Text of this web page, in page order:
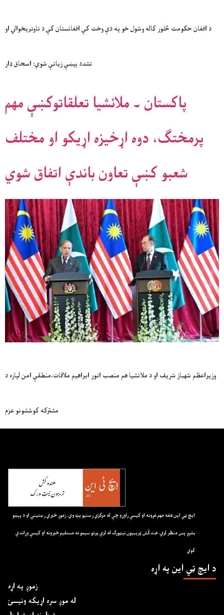
د افغان حکومت څلور کاله وشول خو په دې وخت کې افغانستان کې د تاوتریخوالي او
تشدد پیښې زیاتې شوي: اسحاق ډار
پاکستان ۔ ملائشيا تعلقاتوکښې مهم
پرمختګ، دوه اړخيزه اړيکو او مختلف
شعبو کښې تعاون باندې اتفاق شوي
وزيراعظم شهباز شريف او د ملائشيا هم منصب انور ابراهيم ملاقات،منطقې امن لپاره د
مشترکه کوششونو عزم
ايچ ټي اين هغه مهم غږونه او کيسې راوړو چې له مرکزي رسنيو پټ وي. زموږ خبري رښتيني او د پېښو
بشپړ پس منظر لري. هندکُش ټريبيون نيټورک له لرې پرتو سيمو نه مستقيم خبرونه او کيسې وړاندې
کوي
د ايچ ټي اين په اړه
زموږ په اړه
له موږ سره اړیکه ونیسئ